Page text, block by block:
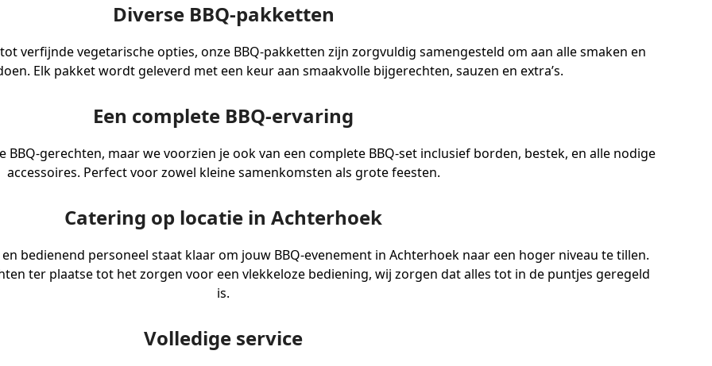
Diverse BBQ-pakketten
verfijnde vegetarische opties, onze BBQ-pakketten zijn zorgvuldig samengesteld om aan alle smaken en
Elk pakket wordt geleverd met een keur aan smaakvolle bijgerechten, sauzen en extra’s.
Een complete BBQ-ervaring
BBQ-gerechten, maar we voorzien je ook van een complete BBQ-set inclusief borden, bestek, en alle nodige
accessoires. Perfect voor zowel kleine samenkomsten als grote feesten.
Catering op locatie in Achterhoek
bedienend personeel staat klaar om jouw BBQ-evenement in Achterhoek naar een hoger niveau te tillen.
ter plaatse tot het zorgen voor een vlekkeloze bediening, wij zorgen dat alles tot in de puntjes geregeld
is.
Volledige service